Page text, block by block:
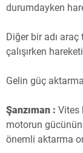
durumdayken
Diğer bir adı
çalışırken
Gelin güç
Şanzıman : Vites
motorun
önemli aktarma